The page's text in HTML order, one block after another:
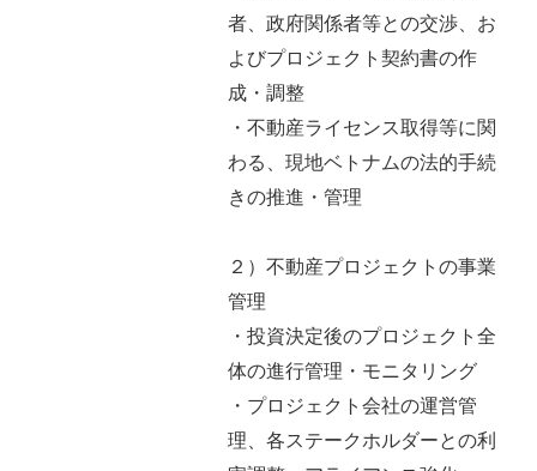
者、政府関係者等との交渉、お
よびプロジェクト契約書の作
成・調整
・不動産ライセンス取得等に関
わる、現地ベトナムの法的手続
きの推進・管理
２）不動産プロジェクトの事業
管理
・投資決定後のプロジェクト全
体の進行管理・モニタリング
・プロジェクト会社の運営管
理、各ステークホルダーとの利